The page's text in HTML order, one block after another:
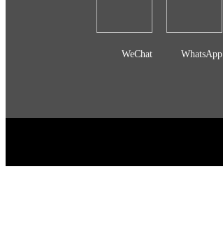
WhatsApp
WeChat